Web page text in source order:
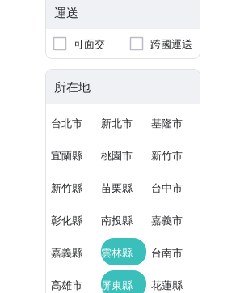
運送
可面交 跨國運送
所在地
台北市 新北市 基隆市
宜蘭縣 桃園市 新竹市
新竹縣 苗栗縣 台中市
彰化縣 南投縣 嘉義市
嘉義縣 雲林縣 台南市
高雄市 屏東縣 花蓮縣